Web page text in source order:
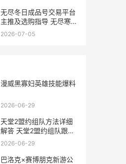
无尽冬日成品号交易平台
主推及选购指导 无尽寒冬
礼包码
2026-07-05
漫威黑寡妇英雄技能爆料
2026-06-29
天堂2盟约组队方法详细
解答 天堂2盟约组队跟随
怎么设置
2026-06-29
巴洛克×赛博朋克新游公